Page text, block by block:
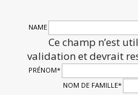
NAME
Ce champ n’est
validation et devrait
PRÉNOM*
NOM DE FAMILLE*